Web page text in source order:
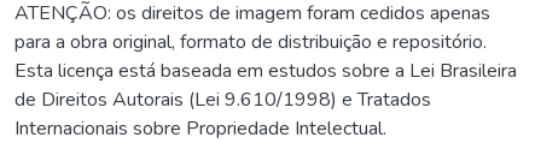
ATENÇÃO: os direitos de imagem foram cedidos apenas
para a obra original, formato de distribuição e repositório.
Esta licença está baseada em estudos sobre a Lei Brasileira
de Direitos Autorais (Lei 9.610/1998) e Tratados
Internacionais sobre Propriedade Intelectual.